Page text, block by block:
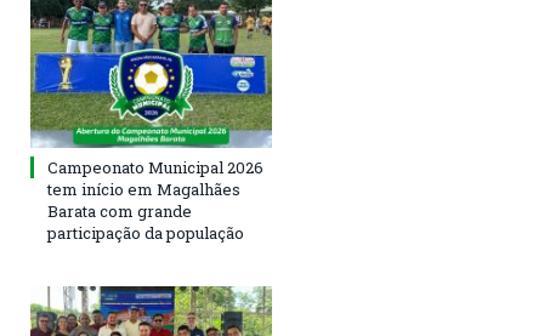
Campeonato Municipal 2026
tem início em Magalhães
Barata com grande
participação da população